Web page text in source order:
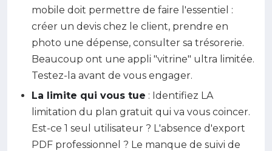
mobile doit permettre de faire l'essentiel :
créer un devis chez le client, prendre en
photo une dépense, consulter sa trésorerie.
Beaucoup ont une appli "vitrine" ultra limitée.
Testez-la avant de vous engager.
La limite qui vous tue : Identifiez LA
limitation du plan gratuit qui va vous coincer.
Est-ce 1 seul utilisateur ? L'absence d'export
PDF professionnel ? Le manque de suivi de